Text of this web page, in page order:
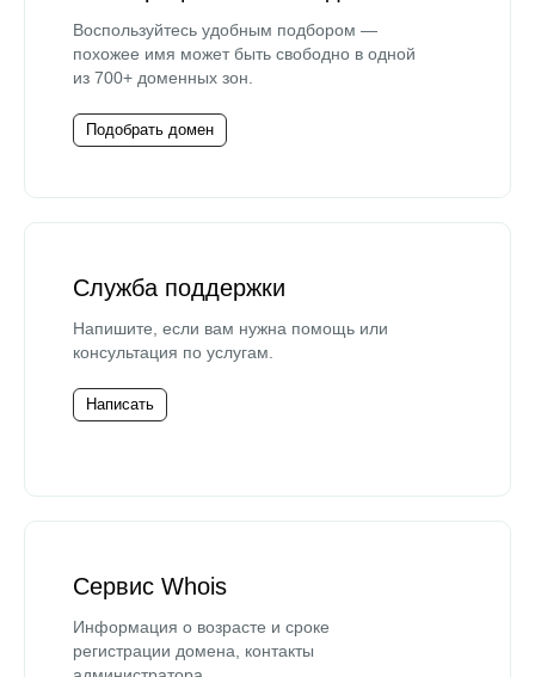
Воспользуйтесь удобным подбором —
похожее имя может быть свободно в одной
из 700+ доменных зон.
Подобрать домен
Служба поддержки
Напишите, если вам нужна помощь или
консультация по услугам.
Написать
Сервис Whois
Информация о возрасте и сроке
регистрации домена, контакты